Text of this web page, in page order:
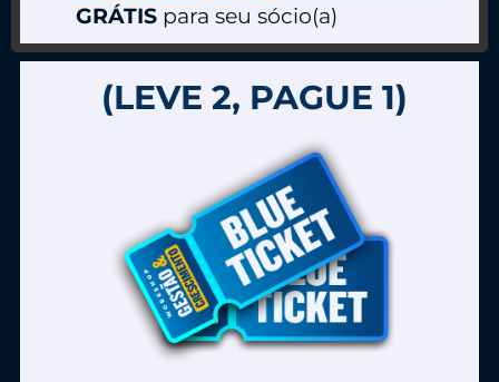
GRÁTIS para seu sócio(a)
(LEVE 2, PAGUE 1)